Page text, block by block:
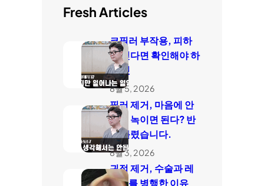
Fresh Articles
코필러 부작용, 피하
고 싶다면 확인해야 하
는 것
8월 5, 2026
필러 제거, 마음에 안
들면 녹이면 된다? 반
은 틀렸습니다.
8월 3, 2026
귀점 제거, 수술과 레
이저를 병행한 이유